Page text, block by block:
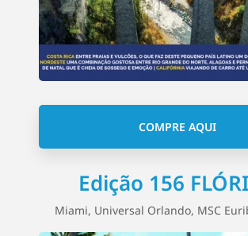
COMPRE AQUI
Edição 156
Miami, Universal Orlando, MSC